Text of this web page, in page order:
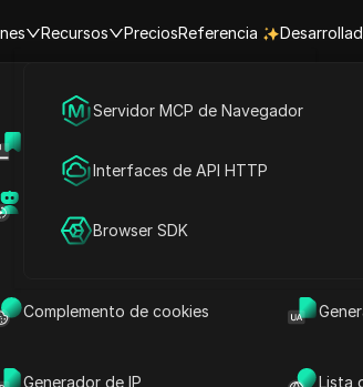
Marketing en redes sociales
Publicidad
Compartir cuenta
Recursos
Complemento de cookies
Generador de IP Lista
PreciosReferencia
Servidor MCP de Navegador
Interfaces de API HTTP
Browser SDK
con Z